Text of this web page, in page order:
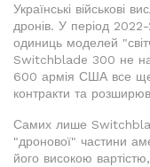
Українські військові
дронів. У період
одиниць моделей
Switchblade 300 не
600 армія США все ще
контракти та
Самих лише
"дронової" частини
його високою